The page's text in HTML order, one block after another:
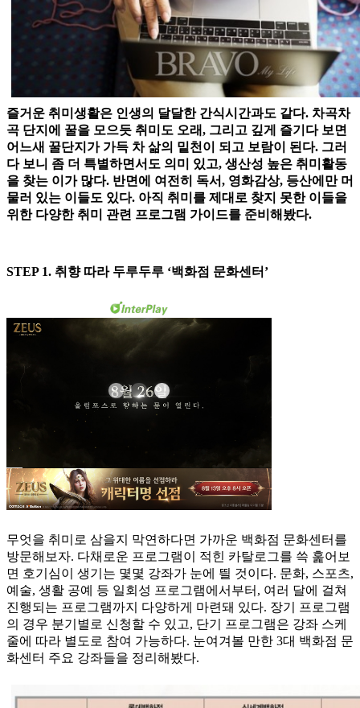
즐거운 취미생활은 인생의 달달한 간식시간과도 같다. 차곡차
곡 단지에 꿀을 모으듯 취미도 오래, 그리고 깊게 즐기다 보면
어느새 꿀단지가 가득 차 삶의 밑천이 되고 보람이 된다. 그러
다 보니 좀 더 특별하면서도 의미 있고, 생산성 높은 취미활동
을 찾는 이가 많다. 반면에 여전히 독서, 영화감상, 등산에만 머
물러 있는 이들도 있다. 아직 취미를 제대로 찾지 못한 이들을
위한 다양한 취미 관련 프로그램 가이드를 준비해봤다.
STEP 1. 취향 따라 두루두루 ‘백화점 문화센터’
무엇을 취미로 삼을지 막연하다면 가까운 백화점 문화센터를
방문해보자. 다채로운 프로그램이 적힌 카탈로그를 쓱 훑어보
면 호기심이 생기는 몇몇 강좌가 눈에 띌 것이다. 문화, 스포츠,
예술, 생활 공예 등 일회성 프로그램에서부터, 여러 달에 걸쳐
진행되는 프로그램까지 다양하게 마련돼 있다. 장기 프로그램
의 경우 분기별로 신청할 수 있고, 단기 프로그램은 강좌 스케
줄에 따라 별도로 참여 가능하다. 눈여겨볼 만한 3대 백화점 문
화센터 주요 강좌들을 정리해봤다.